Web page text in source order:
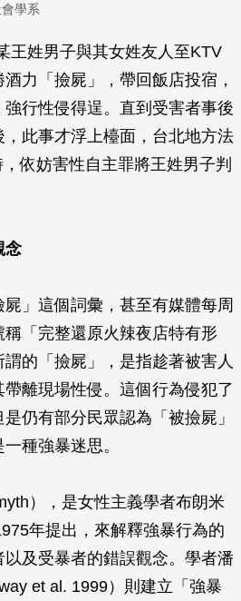
學系
王姓男子與其女姓友人至KTV
力「撿屍」，帶回飯店投宿，
行性侵得逞。直到受害者事後
此事才浮上檯面，台北地方法
依妨害性自主罪將王姓男子判
念
」這個詞彙，甚至有媒體每周
「完整還原火辣夜店特有形
的「撿屍」，是指趁著被害人
離現場性侵。這個行為侵犯了
仍有部分民眾認為「被撿屍」
種強暴迷思。
），是女性主義學者布朗米
年提出，來解釋強暴行為的
及受暴者的錯誤觀念。學者潘
et al. 1999）則建立「強暴